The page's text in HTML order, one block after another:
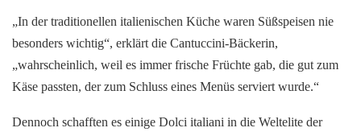
„In der traditionellen italienischen Küche waren Süßspeisen nie
besonders wichtig“, erklärt die Cantuccini-Bäckerin,
„wahrscheinlich, weil es immer frische Früchte gab, die gut zum
Käse passten, der zum Schluss eines Menüs serviert wurde.“
Dennoch schafften es einige Dolci italiani in die Weltelite der